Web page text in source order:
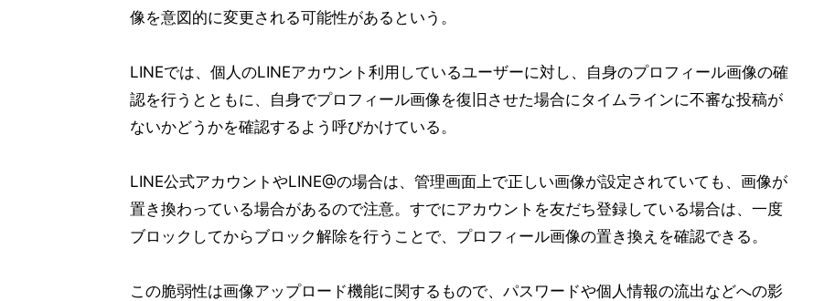
像を意図的に変更される可能性があるという。
LINEでは、個人のLINEアカウント利用しているユーザーに対し、自身のプロフィール画像の確
認を行うとともに、自身でプロフィール画像を復旧させた場合にタイムラインに不審な投稿が
ないかどうかを確認するよう呼びかけている。
LINE公式アカウントやLINE@の場合は、管理画面上で正しい画像が設定されていても、画像が
置き換わっている場合があるので注意。すでにアカウントを友だち登録している場合は、一度
ブロックしてからブロック解除を行うことで、プロフィール画像の置き換えを確認できる。
この脆弱性は画像アップロード機能に関するもので、パスワードや個人情報の流出などへの影